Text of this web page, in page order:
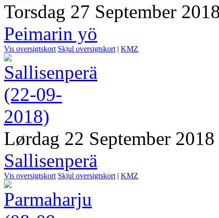
Torsdag 27 September
Peimarin yö
Vis oversigtskort Skjul oversigtskort | KMZ
Lørdag 22 September 2018
Sallisenperä
Vis oversigtskort Skjul oversigtskort | KMZ